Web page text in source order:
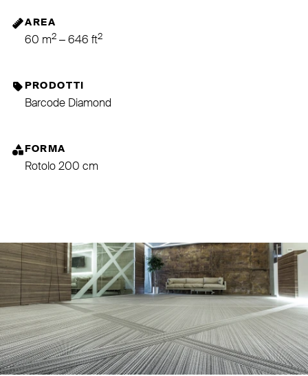
AREA
60 m2 – 646 ft2
PRODOTTI
Barcode Diamond
FORMA
Rotolo 200 cm